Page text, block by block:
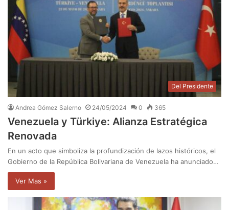
Del Presidente
Andrea Gómez Salerno 24/05/2024 0 365
Venezuela y Türkiye: Alianza Estratégica
Renovada
En un acto que simboliza la profundización de lazos históricos, el
Gobierno de la República Bolivariana de Venezuela ha anunciado…
Ver Mas »